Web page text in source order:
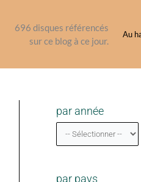
696 disques référencés
sur ce blog à ce jour.
Au
par année
par pays